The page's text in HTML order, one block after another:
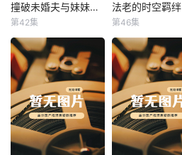
撞破未婚夫与妹妹打野战 撞破未婚夫与妹妹打野战
第42集
法老的时空羁绊
法老的时空羁绊
第46集